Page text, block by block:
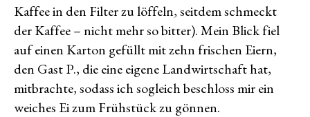
Kaffee in den Filter zu löffeln, seitdem schmeckt
der Kaffee – nicht mehr so bitter). Mein Blick fiel
auf einen Karton gefüllt mit zehn frischen Eiern,
den Gast P., die eine eigene Landwirtschaft hat,
mitbrachte, sodass ich sogleich beschloss mir ein
weiches Ei zum Frühstück zu gönnen.